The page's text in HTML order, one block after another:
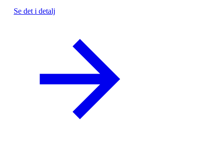
Se det i detalj